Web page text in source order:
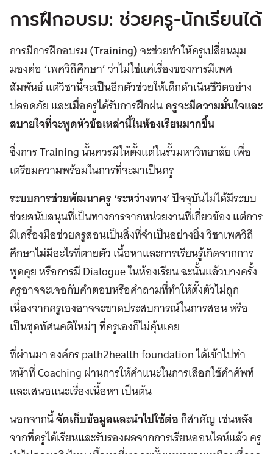
การฝึกอบรม: ช่วยครู-นักเรียนได้
การมีการฝึกอบรม (Training)จะช่วยทำให้ครูเปลี่ยนมุม
มองต่อ ‘เพศวิถีศึกษา’ ว่าไม่ใช่แค่เรื่องของการมีเพศ
สัมพันธ์ แต่วิชานี้จะเป็นอีกตัวช่วยให้เด็กดำเนินชีวิตอย่าง
ปลอดภัย และเมื่อครูได้รับการฝึกฝนครูจะมีความมั่นใจและ
สบายใจที่จะพูดหัวข้อเหล่านี้ในห้องเรียนมากขึ้น
ซึ่งการ Training นั้นควรมีให้ตั้งแต่ในรั้วมหาวิทยาลัย เพื่อ
เตรียมความพร้อมในการที่จะมาเป็นครู
ระบบการช่วยพัฒนาครู ‘ระหว่างทาง’ปัจจุบันไม่ได้มีระบบ
ช่วยสนับสนุนที่เป็นทางการจากหน่วยงานที่เกี่ยวข้อง แต่การ
มีเครื่องมือช่วยครูสอนเป็นสิ่งที่จำเป็นอย่างยิ่ง วิชาเพศวิถี
ศึกษาไม่มีอะไรที่ตายตัว เนื้อหาและการเรียนรู้เกิดจากการ
พูดคุย หรือการมี Dialogue ในห้องเรียน ฉะนั้นแล้วบางครั้ง
ครูอาจจะเจอกับคำตอบหรือคำถามที่ทำให้ตั้งตัวไม่ถูก
เนื่องจากครูเองอาจจะขาดประสบการณ์ในการสอน หรือ
เป็นชุดทัศนคติใหม่ๆ ที่ครูเองก็ไม่คุ้นเคย
ที่ผ่านมา องค์กร path2health foundation ได้เข้าไปทำ
หน้าที่ Coaching ผ่านการให้คำแนะในการเลือกใช้คำศัพท์
และเสนอแนะเรื่องเนื้อหา เป็นต้น
นอกจากนี้จัดเก็บข้อมูลและนำไปใช้ต่อก็สำคัญ เช่นหลัง
จากที่ครูได้เรียนและรับรองผลจากการเรียนออนไลน์แล้ว ครู